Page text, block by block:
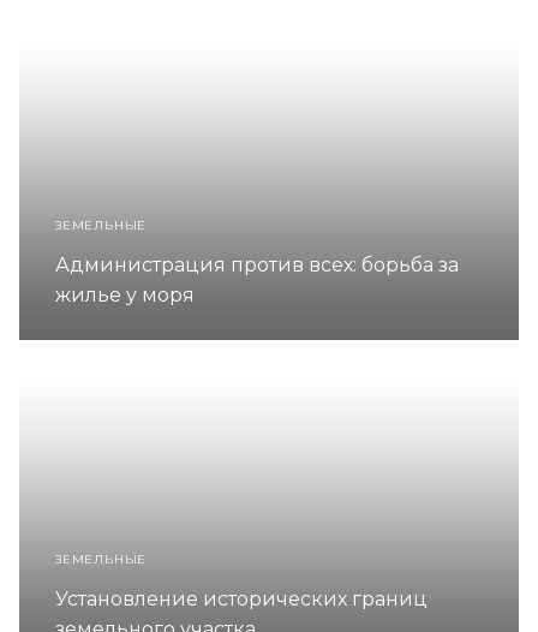
ЗЕМЕЛЬНЫЕ
Администрация против всех: борьба за
жилье у моря
ЗЕМЕЛЬНЫЕ
Установление исторических границ